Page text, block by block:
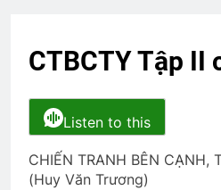
Hội
2 Years Ago
CSVSQ Đặng
CTBCTY Tập II
Listen to this
CHIẾN TRANH BÊN CẠNH,
(Huy Văn Trương)